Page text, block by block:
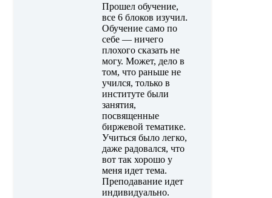
Прошел обучение,
все 6 блоков изучил.
Обучение само по
себе — ничего
плохого сказать не
могу. Может, дело в
том, что раньше не
учился, только в
институте были
занятия,
посвященные
биржевой тематике.
Учиться было легко,
даже радовался, что
вот так хорошо у
меня идет тема.
Преподавание идет
индивидуально.